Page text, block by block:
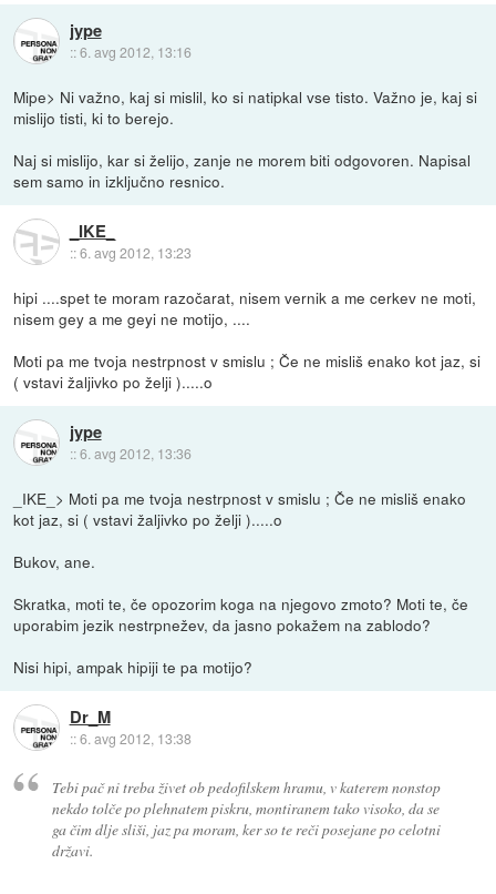
jype
::6. avg 2012, 13:16
Mipe> Ni važno, kaj si mislil, ko si natipkal vse tisto. Važno je, kaj si
mislijo tisti, ki to berejo.
Naj si mislijo, kar si želijo, zanje ne morem biti odgovoren. Napisal
sem samo in izključno resnico.
_IKE_
::6. avg 2012, 13:23
hipi ....spet te moram razočarat, nisem vernik a me cerkev ne moti,
nisem gey a me geyi ne motijo, ....
Moti pa me tvoja nestrpnost v smislu ; Če ne misliš enako kot jaz, si
( vstavi žaljivko po želji ).....o
jype
::6. avg 2012, 13:36
_IKE_> Moti pa me tvoja nestrpnost v smislu ; Če ne misliš enako
kot jaz, si ( vstavi žaljivko po želji ).....o
Bukov, ane.
Skratka, moti te, če opozorim koga na njegovo zmoto? Moti te, če
uporabim jezik nestrpnežev, da jasno pokažem na zablodo?
Nisi hipi, ampak hipiji te pa motijo?
Dr_M
::6. avg 2012, 13:38
Tebi pač ni treba živet ob pedofilskem hramu, v katerem nonstop
nekdo tolče po plehnatem piskru, montiranem tako visoko, da se
ga čim dlje sliši, jaz pa moram, ker so te reči posejane po celotni
državi.